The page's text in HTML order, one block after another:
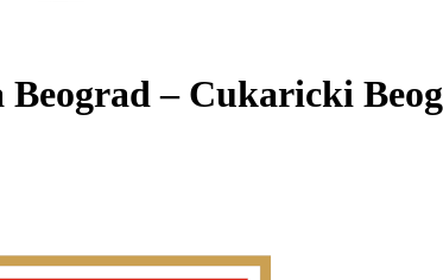
Beograd – Cukaricki